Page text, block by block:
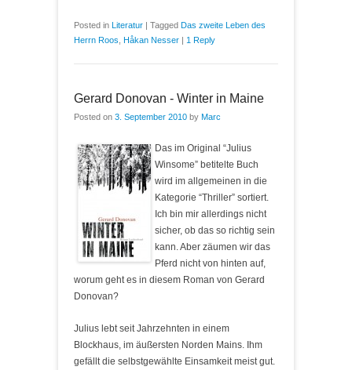
Posted in Literatur | Tagged Das zweite Leben des
Herrn Roos Håkan Nesser | 1 Reply
Gerard Donovan - Winter in Maine
Posted on 3. September 2010 by Marc
Das im Original “Julius
Winsome” betitelte Buch
wird im allgemeinen in die
Kategorie “Thriller” sortiert.
Ich bin mir allerdings nicht
sicher, ob das so richtig sein
kann. Aber zäumen wir das
Pferd nicht von hinten auf,
worum geht es in diesem Roman von Gerard
Donovan?
Julius lebt seit Jahrzehnten in einem
Blockhaus, im äußersten Norden Mains. Ihm
gefällt die selbstgewählte Einsamkeit meist gut.